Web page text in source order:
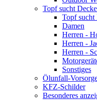
Topf sucht
Topf sucht
Damen
Herren -
Herren -
Herren -
Sonstiges
Ölunfall-
KFZ-Schilder
Besonderes